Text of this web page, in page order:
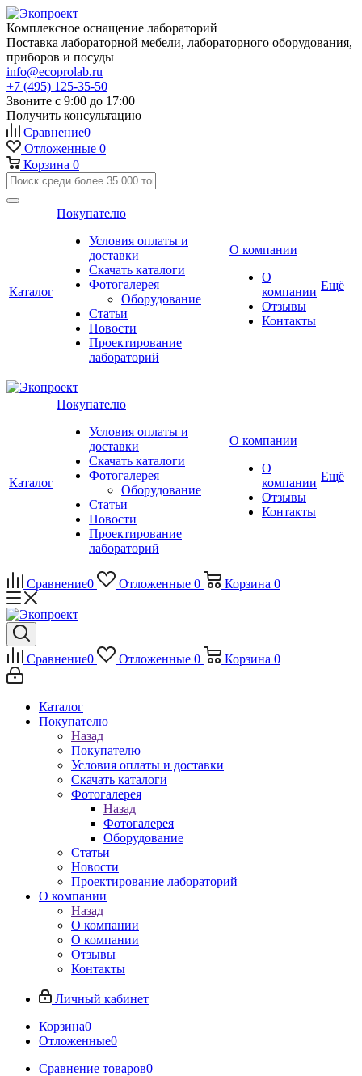
Комплексное оснащение лабораторий
Поставка лабораторной мебели, лабораторного оборудования,
приборов и посуды
info@ecoprolab.ru
+7 (495) 125-35-50
Звоните с 9:00 до 17:00
Получить консультацию
Сравнение0
Отложенные 0
Корзина 0
Каталог
Покупателю
Условия оплаты и
доставки
Скачать каталоги
Фотогалерея
Оборудование
Статьи
Новости
Проектирование
лабораторий
О компании
О
компании
Отзывы
Контакты
Ещё
Каталог
Покупателю
Условия оплаты и
доставки
Скачать каталоги
Фотогалерея
Оборудование
Статьи
Новости
Проектирование
лабораторий
О компании
О
компании
Отзывы
Контакты
Ещё
Сравнение0 Отложенные 0 Корзина 0
Сравнение0 Отложенные 0 Корзина 0
Каталог
Покупателю
Назад
Покупателю
Условия оплаты и доставки
Скачать каталоги
Фотогалерея
Назад
Фотогалерея
Оборудование
Статьи
Новости
Проектирование лабораторий
О компании
Назад
О компании
О компании
Отзывы
Контакты
Личный кабинет
Корзина0
Отложенные0
Сравнение товаров0